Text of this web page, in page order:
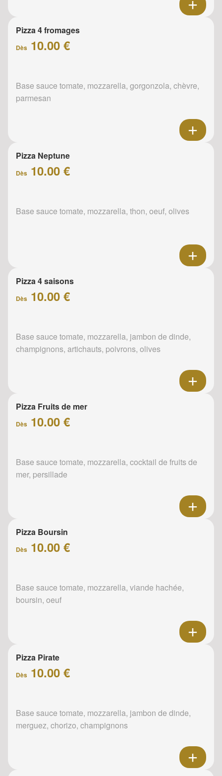
Pizza 4 fromages
Dès 10.00 €
Base sauce tomate, mozzarella, gorgonzola, chèvre,
parmesan
Pizza Neptune
Dès 10.00 €
Base sauce tomate, mozzarella, thon, oeuf, olives
Pizza 4 saisons
Dès 10.00 €
Base sauce tomate, mozzarella, jambon de dinde,
champignons, artichauts, poivrons, olives
Pizza Fruits de mer
Dès 10.00 €
Base sauce tomate, mozzarella, cocktail de fruits de
mer, persillade
Pizza Boursin
Dès 10.00 €
Base sauce tomate, mozzarella, viande hachée,
boursin, oeuf
Pizza Pirate
Dès 10.00 €
Base sauce tomate, mozzarella, jambon de dinde,
merguez, chorizo, champignons